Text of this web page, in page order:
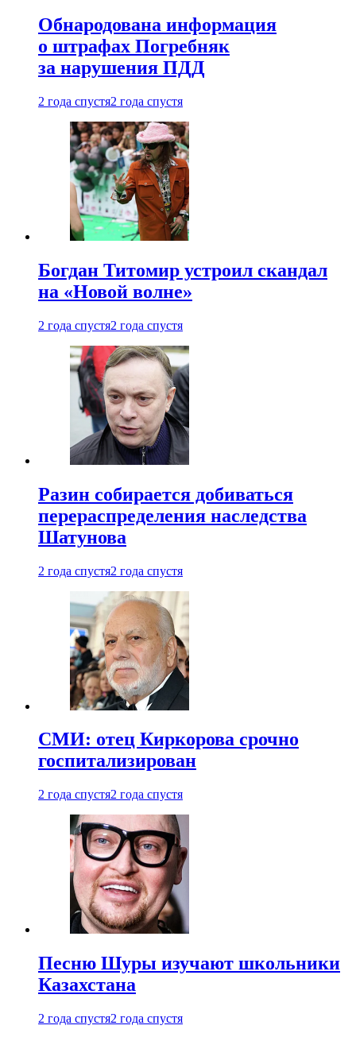
Обнародована информация
о штрафах Погребняк
за нарушения ПДД
2 года спустя2 года спустя
Богдан Титомир устроил скандал
на «Новой волне»
2 года спустя2 года спустя
Разин собирается добиваться
перераспределения наследства
Шатунова
2 года спустя2 года спустя
СМИ: отец Киркорова срочно
госпитализирован
2 года спустя2 года спустя
Песню Шуры изучают школьники
Казахстана
2 года спустя2 года спустя